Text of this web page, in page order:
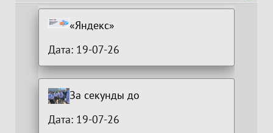
«Яндекс»
Дата: 19-07-26
За секунды до
Дата: 19-07-26